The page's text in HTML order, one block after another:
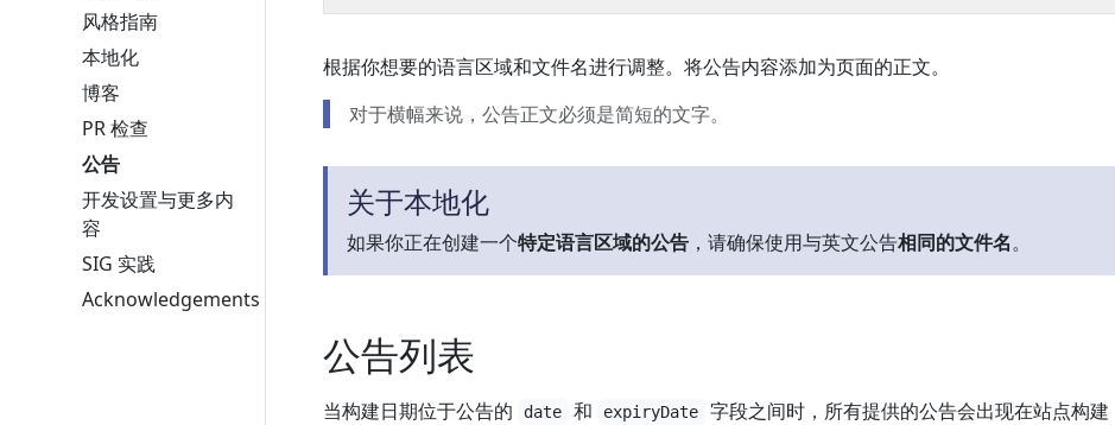
风格指南
本地化
博客
PR 检查
公告
开发设置与更多内
容
SIG 实践
Acknowledgements
根据你想要的语言区域和文件名进行调整。将公告内容添加为页面的正文。
对于横幅来说，公告正文必须是简短的文字。
关于本地化
如果你正在创建一个特定语言区域的公告 ，请确保使用与英文公告相同的文件名。
公告列表
当构建日期位于公告的 date 和 expiryDate
字段之间时，所有提供的公告会出现在站点构建